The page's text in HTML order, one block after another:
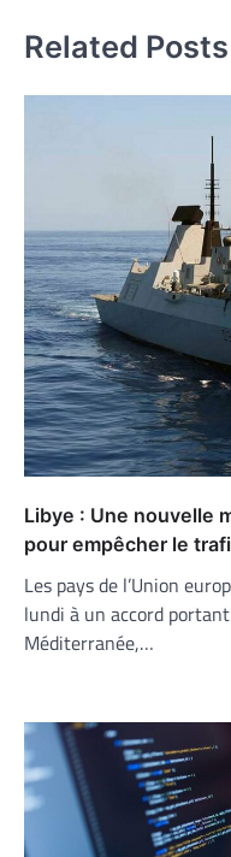
Related Posts
Libye : Une nouvelle
pour empêcher le
Les pays de l’Union
lundi à un accord
Méditerranée,…